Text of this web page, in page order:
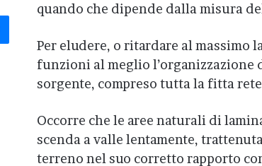
quando che dipende dalla misura
Per eludere, o ritardare al massimo
funzioni al meglio l’organizzazione
sorgente, compreso tutta la fitta
Occorre che le aree naturali di
scenda a valle lentamente,
terreno nel suo corretto rapporto
Messenger